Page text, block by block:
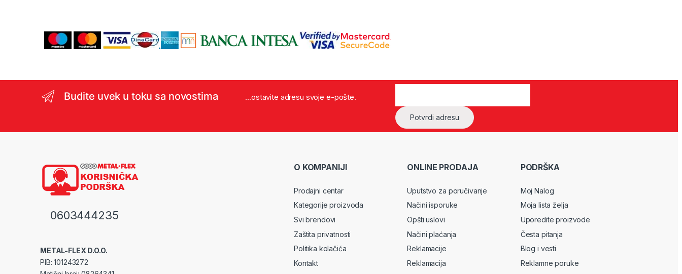
Budite uvek u toku sa novostima ...ostavite adresu svoje e-pošte.
0603444235
METAL-FLEX D.O.O.
PIB: 101243272
O KOMPANIJI
Prodajni centar
Kategorije proizvoda
Svi brendovi
Zaštita privatnosti
Politika kolačića
Kontakt
ONLINE PRODAJA
Uputstvo za poručivanje
Načini isporuke
Opšti uslovi
Načini plaćanja
Reklamacije
Reklamacija
PODRŠKA
Moj Nalog
Moja lista želja
Uporedite proizvode
Česta pitanja
Blog i vesti
Reklamne poruke